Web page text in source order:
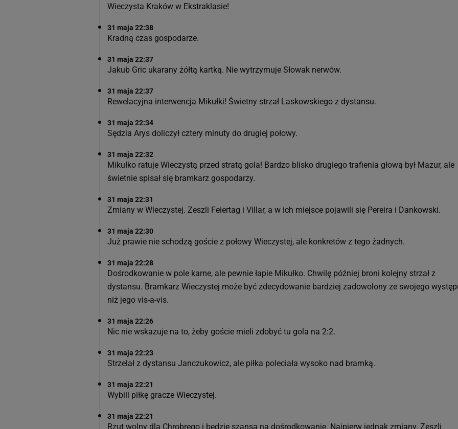
Wieczysta Kraków w Ekstraklasie!
31 maja 22:38
Kradną czas gospodarze.
31 maja 22:37
Jakub Gric ukarany żółtą kartką. Nie wytrzymuje Słowak nerwów.
31 maja 22:37
Rewelacyjna interwencja Mikułki! Świetny strzał Laskowskiego z dystansu.
31 maja 22:34
Sędzia Arys doliczył cztery minuty do drugiej połowy.
31 maja 22:32
Mikułko ratuje Wieczystą przed stratą gola! Bardzo blisko drugiego trafienia głową był Mazur, ale
świetnie spisał się bramkarz gospodarzy.
31 maja 22:31
Zmiany w Wieczystej. Zeszli Feiertag i Villar, a w ich miejsce pojawili się Pereira i Dankowski.
31 maja 22:30
Już prawie nie schodzą goście z połowy Wieczystej, ale konkretów z tego żadnych.
31 maja 22:28
Dośrodkowanie w pole karne, ale pewnie łapie Mikułko. Chwilę później broni kolejny strzał z
dystansu. Bramkarz Wieczystej może być zdecydowanie bardziej zadowolony ze swojego
niż jego vis-a-vis.
31 maja 22:26
Nic nie wskazuje na to, żeby goście mieli zdobyć tu gola na 2:2.
31 maja 22:23
Strzelał z dystansu Janczukowicz, ale piłka poleciała wysoko nad bramką.
31 maja 22:21
Wybili piłkę gracze Wieczystej.
31 maja 22:21
Rzut wolny dla Chrobrego i będzie szansa na dośrodkowanie. Najpierw jednak zmiany. Zeszli